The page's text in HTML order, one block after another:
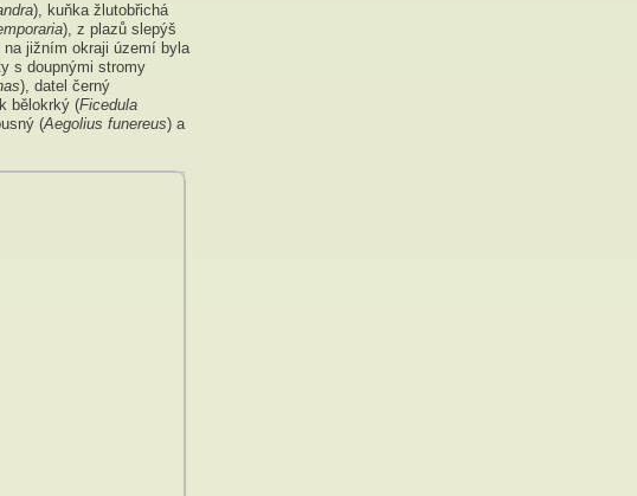
), kuňka žlutobřichá
), z plazů slepýš
na jižním okraji území byla
s doupnými stromy
), datel černý
bělokrký (Ficedula
(Aegolius funereus) a